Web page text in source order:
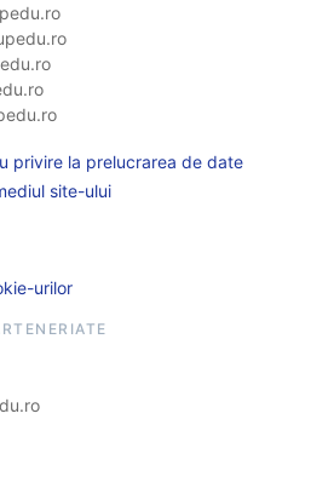
privire la prelucrarea de date
site-ului
urilor